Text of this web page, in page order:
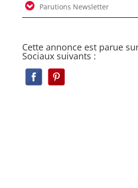
Parutions Newsletter
Cette annonce est parue
Sociaux suivants :